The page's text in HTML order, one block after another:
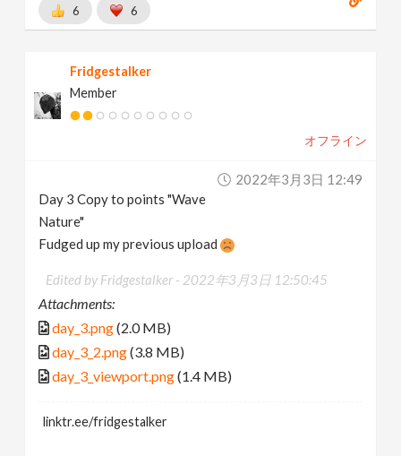
6 6
Fridgestalker
Member
オフライン
2022年3月3日 12:49
Day 3 Copy to points "Wave
Nature"
Fudged up my previous upload
Edited by Fridgestalker - 2022年3月3日 12:50:45
Attachments:
day_3.png(2.0 MB)
day_3_2.png(3.8 MB)
day_3_viewport.png(1.4 MB)
linktr.ee/fridgestalker